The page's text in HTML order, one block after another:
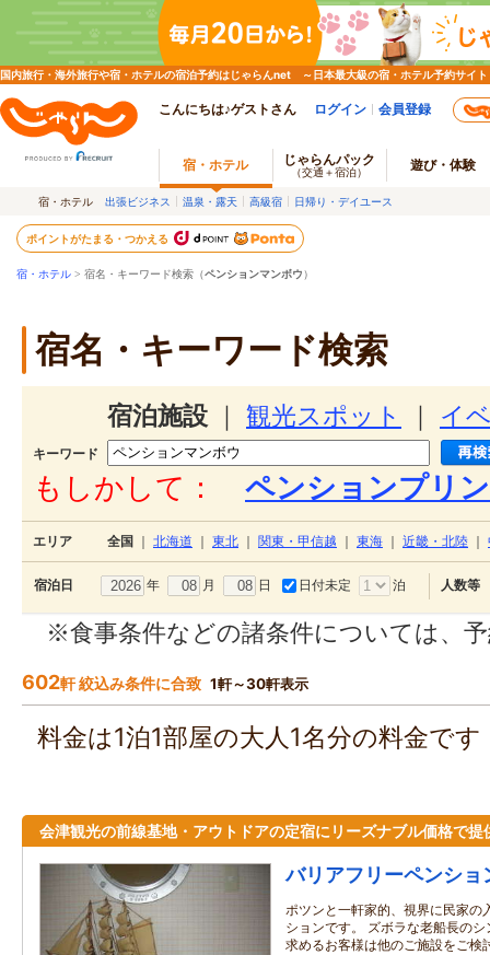
国内旅行・海外旅行や宿・ホテルの宿泊予約はじゃらんnet ～日本最大級の宿・ホテル予約サイト
こんにちは♪ゲストさん ログイン 会員登録
宿・ホテル じゃらんパック
（交通＋宿泊） 遊び・体験
宿・ホテル 出張ビジネス 温泉・露天 高級宿 日帰り・デイユース
ポイントがたまる・つかえる
宿・ホテル > 宿名・キーワード検索（ペンションマンボウ）
宿名・キーワード検索
宿泊施設 観光スポット イ
キーワード
もしかして： ペンションプリ
エリア 全国 北海道 東北 関東・甲信越 東海 近畿・北陸
宿泊日 年 月 日 日付未定 泊 人数等
※食事条件などの諸条件については、
602軒 絞込み条件に合致 1軒～30軒表示
料金は1泊1部屋の大人1名分の料金で
会津観光の前線基地・アウトドアの定宿にリーズナブル価格で提
バリアフリーペンシ
ポツンと一軒家的、視界に民家の
ションです。 ズボラな老船長の
求めるお客様は他のご施設をご検